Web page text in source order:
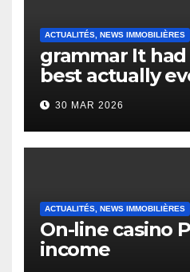
ACTUALITÉS, NEWS IMMOBILIÈRES
grammar It
best actually
to it’s the top
English
Heap Change
30 MAR 2026
ACTUALITÉS, NEWS IMMOBILIÈRES
On-line casino
income